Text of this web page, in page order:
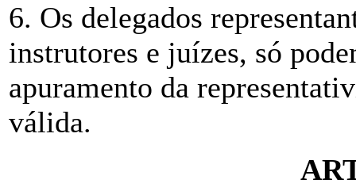
6. Os delegados
instrutores e juízes, só
apuramento da
válida.